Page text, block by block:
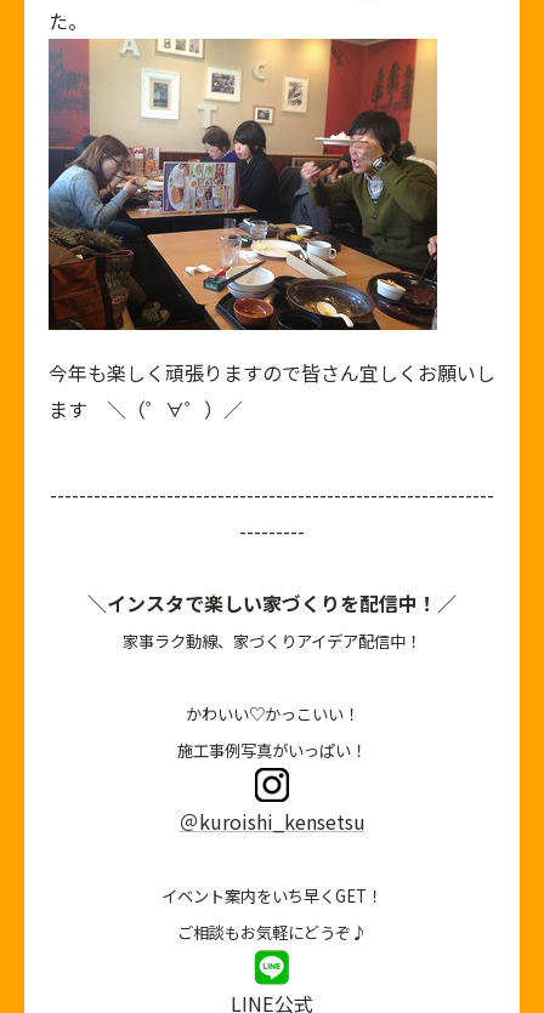
た。
今年も楽しく頑張りますので皆さん宜しくお願いし
ます ＼（゜∀゜）／
-------------------------------------------------------------
---------
＼インスタで楽しい家づくりを配信中！／
家事ラク動線、家づくりアイデア配信中！
かわいい♡かっこいい！
施工事例写真がいっぱい！
＠kuroishi_kensetsu
イベント案内をいち早くGET！
ご相談もお気軽にどうぞ♪
LINE公式